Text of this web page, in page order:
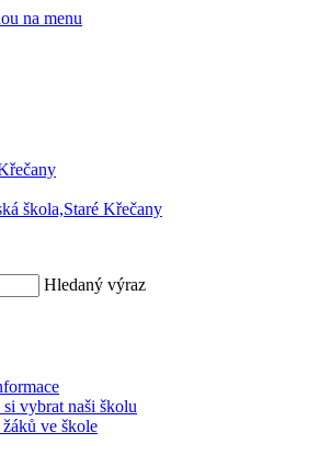
na menu
škola,Staré Křečany
Hledaný výraz
si vybrat naši školu
žáků ve škole